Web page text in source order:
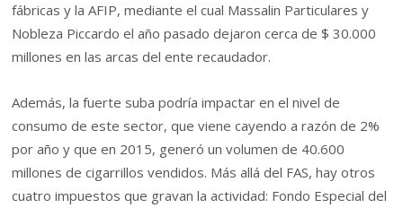
fábricas y la AFIP, mediante el cual Massalin Particulares y
Nobleza Piccardo el año pasado dejaron cerca de $ 30.000
millones en las arcas del ente recaudador.
Además, la fuerte suba podría impactar en el nivel de
consumo de este sector, que viene cayendo a razón de 2%
por año y que en 2015, generó un volumen de 40.600
millones de cigarrillos vendidos. Más allá del FAS, hay otros
cuatro impuestos que gravan la actividad: Fondo Especial del